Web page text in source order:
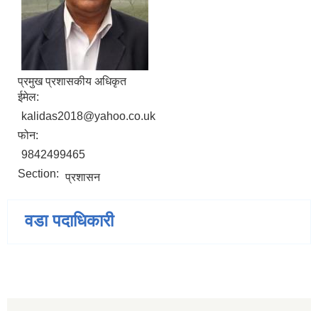
प्रमुख प्रशासकीय अधिकृत
ईमेल:
kalidas2018@yahoo.co.uk
फोन:
9842499465
Section: प्रशासन
वडा पदाधिकारी